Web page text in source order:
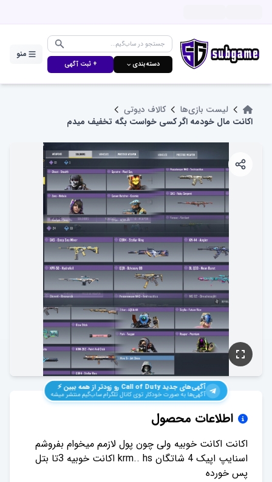
دسته‌بندی ⌵ + ثبت آگهی
منو
لیست بازی‌ها
کالاف دیوتی
اکانت مال خودمه اگر کسی خواست بگه تخفیف میدم
آگهی‌های جدیدCall of Duty رو زودتر از همه ببین ⚡️
آگهی‌ها به صورت خودکار توی کانال تلگرام ساب‌گیم منتشر میشه
اطلاعات محصول
اسنایپ اپیک 4 شاتگان krm.. hs اکانت خوبیه 3تا بتل
پس خورده